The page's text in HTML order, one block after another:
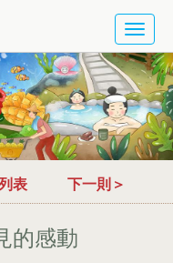
表 下一則＞
的感動